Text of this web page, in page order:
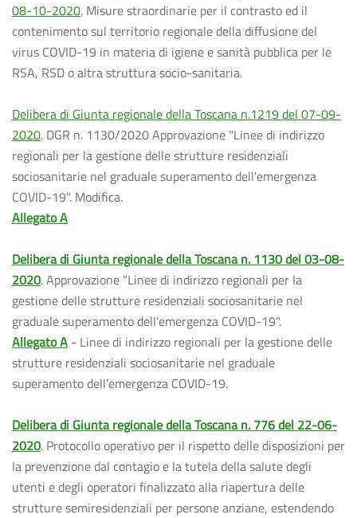
08-10-2020. Misure straordinarie per il contrasto ed il
contenimento sul territorio regionale della diffusione del
virus COVID-19 in materia di igiene e sanità pubblica per le
RSA, RSD o altra struttura socio-sanitaria.
Delibera di Giunta regionale della Toscana n.1219 del 07-09-
2020. DGR n. 1130/2020 Approvazione "Linee di indirizzo
regionali per la gestione delle strutture residenziali
sociosanitarie nel graduale superamento dell'emergenza
COVID-19". Modifica.
Allegato A
Delibera di Giunta regionale della Toscana n. 1130 del 03-08-
2020. Approvazione "Linee di indirizzo regionali per la
gestione delle strutture residenziali sociosanitarie nel
graduale superamento dell'emergenza COVID-19".
Allegato A - Linee di indirizzo regionali per la gestione delle
strutture residenziali sociosanitarie nel graduale
superamento dell’emergenza COVID-19.
Delibera di Giunta regionale della Toscana n. 776 del 22-06-
2020. Protocollo operativo per il rispetto delle disposizioni per
la prevenzione dal contagio e la tutela della salute degli
utenti e degli operatori finalizzato alla riapertura delle
strutture semiresidenziali per persone anziane, estendendo